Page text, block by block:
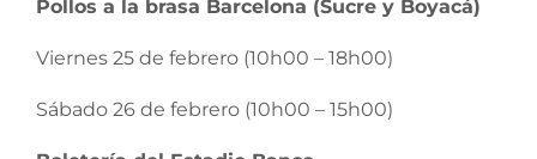
Pollos a la brasa Barcelona (Sucre y Boyacá)
Viernes 25 de febrero (10h00 – 18h00)
Sábado 26 de febrero (10h00 – 15h00)